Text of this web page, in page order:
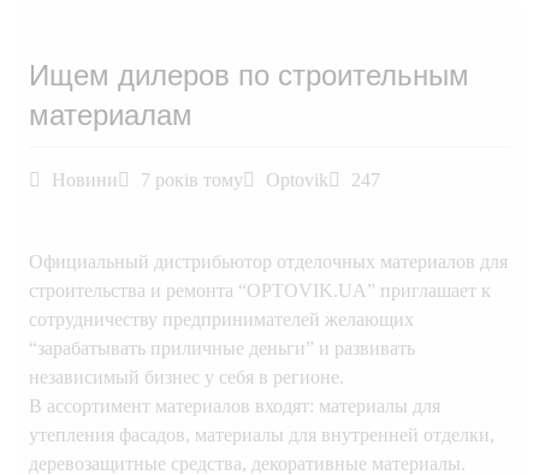
Ищем дилеров по строительным
материалам
Новини 7 років тому Optovik 247
Официальный дистрибьютор отделочных материалов для
строительства и ремонта “OPTOVIK.UA” приглашает к
сотрудничеству предпринимателей желающих
“зарабатывать приличные деньги” и развивать
независимый бизнес у себя в регионе.
В ассортимент материалов входят: материалы для
утепления фасадов, материалы для внутренней отделки,
деревозащитные средства, декоративные материалы.